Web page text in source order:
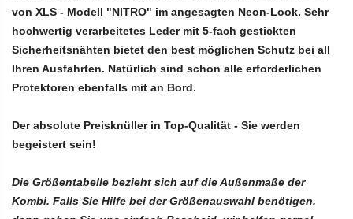
von XLS - Modell "NITRO" im angesagten Neon-Look. Sehr
hochwertig verarbeitetes Leder mit 5-fach gestickten
Sicherheitsnähten bietet den best möglichen Schutz bei all
Ihren Ausfahrten. Natürlich sind schon alle erforderlichen
Protektoren ebenfalls mit an Bord.
Der absolute Preisknüller in Top-Qualität - Sie werden
begeistert sein!
Die Größentabelle bezieht sich auf die Außenmaße der
Kombi. Falls Sie Hilfe bei der Größenauswahl benötigen,